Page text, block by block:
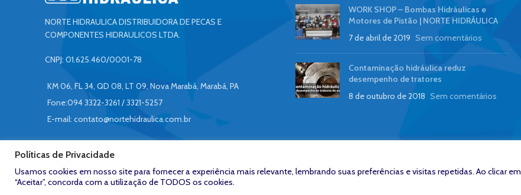
NORTE HIDRAULICA DISTRIBUIDORA DE PECAS E
COMPONENTES HIDRAULICOS LTDA.
CNPJ: 01.625.460/0001-78
KM 06, FL 34, QD 08, LT 09, Nova Marabá, Marabá, PA
Fone:094 3322-3261 / 3321-5257
E-mail: contato@nortehidraulica.com.br
WORK SHOP – Bombas Hidráulicas e
Motores de Pistão | NORTE HIDRÁULICA
7 de abril de 2019 Sem comentários
Contaminação hidráulica reduz
desempenho de tratores
8 de outubro de 2018 Sem comentários
NORTE HIDRÁULICA © 2023 /Desenvolvido por: Agência ZeroumStudio - www.zeroumstudio.com.br
Políticas de Privacidade
Usamos cookies em nosso site para fornecer a experiência mais relevante, lembrando suas preferências e visitas repetidas. Ao clicar em
“Aceitar”, concorda com a utilização de TODOS os cookies.